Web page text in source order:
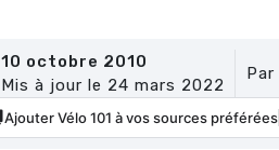
10 octobre 2010
Mis à jour le 24 mars 2022
Par
Ajouter Vélo 101 à vos sources préférées